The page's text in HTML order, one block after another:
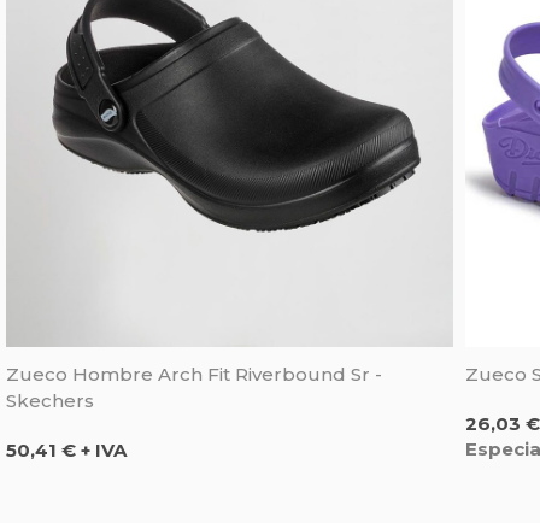
Zueco Hombre Arch Fit Riverbound Sr -
Skechers
Precio
50,41 € + IVA
Zueco
Precio
26,03 €